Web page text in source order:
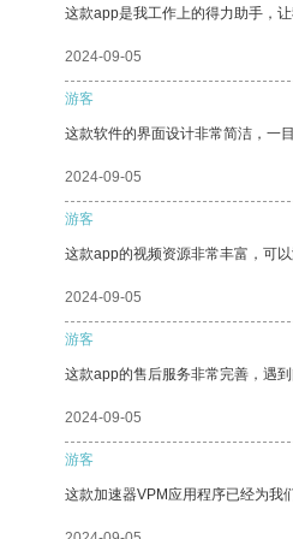
这款app是我工作上的得力助手，
2024-09-05
游客
这款软件的界面设计非常简洁，一目
2024-09-05
游客
这款app的视频资源非常丰富，可以
2024-09-05
游客
这款app的售后服务非常完善，遇
2024-09-05
游客
这款加速器VPM应用程序已经为我